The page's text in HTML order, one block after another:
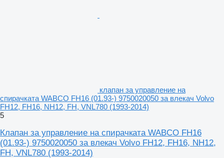
клапан за управление на
спирачката WABCO FH16 (01.93-) 9750020050 за влекач Volvo
FH12, FH16, NH12, FH, VNL780 (1993-2014)
5
Клапан за управление на спирачката WABCO FH16
(01.93-) 9750020050 за влекач Volvo FH12, FH16, NH12,
FH, VNL780 (1993-2014)